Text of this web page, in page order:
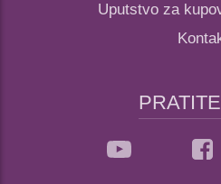
Uputstvo za